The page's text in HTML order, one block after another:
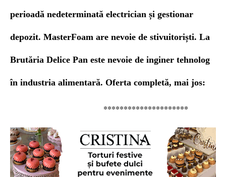
perioadă nedeterminată electrician și gestionar
depozit. MasterFoam are nevoie de stivuitoriști. La
Brutăria Delice Pan este nevoie de inginer tehnolog
în industria alimentară. Oferta completă, mai jos:
*********************